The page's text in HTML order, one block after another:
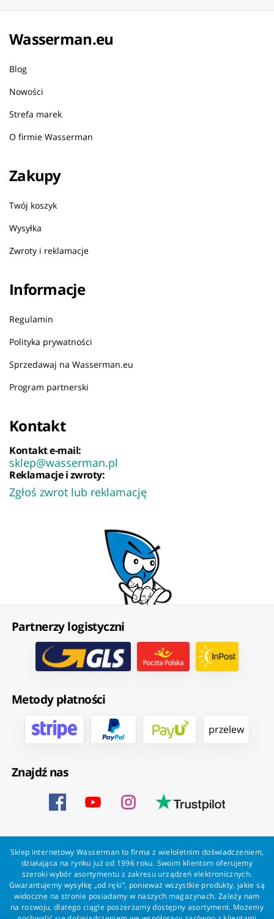
Wasserman.eu
Blog
Nowości
Strefa marek
O firmie Wasserman
Zakupy
Twój koszyk
Wysyłka
Zwroty i reklamacje
Informacje
Regulamin
Polityka prywatności
Sprzedawaj na Wasserman.eu
Program partnerski
Kontakt
Kontakt e-mail:
sklep@wasserman.pl
Reklamacje i zwroty:
Zgłoś zwrot lub reklamację
Partnerzy logistyczni
Metody płatności
przelew
Znajdź nas
Sklep internetowy Wasserman to firma z wieloletnim doświadczeniem,
działająca na rynku już od 1996 roku. Swoim klientom oferujemy
szeroki wybór asortymentu z zakresu urządzeń elektronicznych.
Gwarantujemy wysyłkę „od ręki”, ponieważ wszystkie produkty, jakie są
widoczne na stronie posiadamy w naszych magazynach. Zależy nam
na rozwoju, dlatego ciągle poszerzamy dostępny asortyment. Możemy